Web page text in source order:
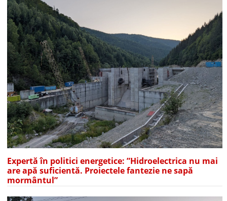
Expertă în politici energetice: ”Hidroelectrica nu mai
are apă suficientă. Proiectele fantezie ne sapă
mormântul”